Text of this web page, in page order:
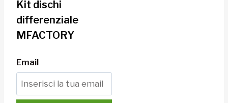
Kit dischi
differenziale
MFACTORY
Email